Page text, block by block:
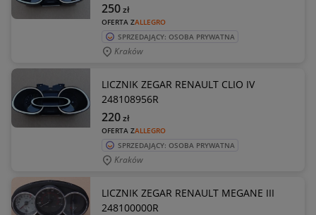
OFERTA ZALLEGRO
250zł
SPRZEDAJĄCY: OSOBA PRYWATNA
Kraków
LICZNIK ZEGAR RENAULT CLIO IV
248108956R
OFERTA ZALLEGRO
220zł
SPRZEDAJĄCY: OSOBA PRYWATNA
Kraków
LICZNIK ZEGAR RENAULT MEGANE III
248100000R